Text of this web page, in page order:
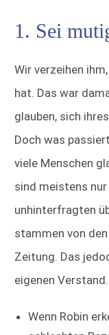
1. Sei
Wir verzeihen
hat. Das war
glauben, sich
Doch was
viele Menschen
sind meistens
unhinterfragten
stammen von
Zeitung. Das
eigenen Verstand.
Wenn Robin